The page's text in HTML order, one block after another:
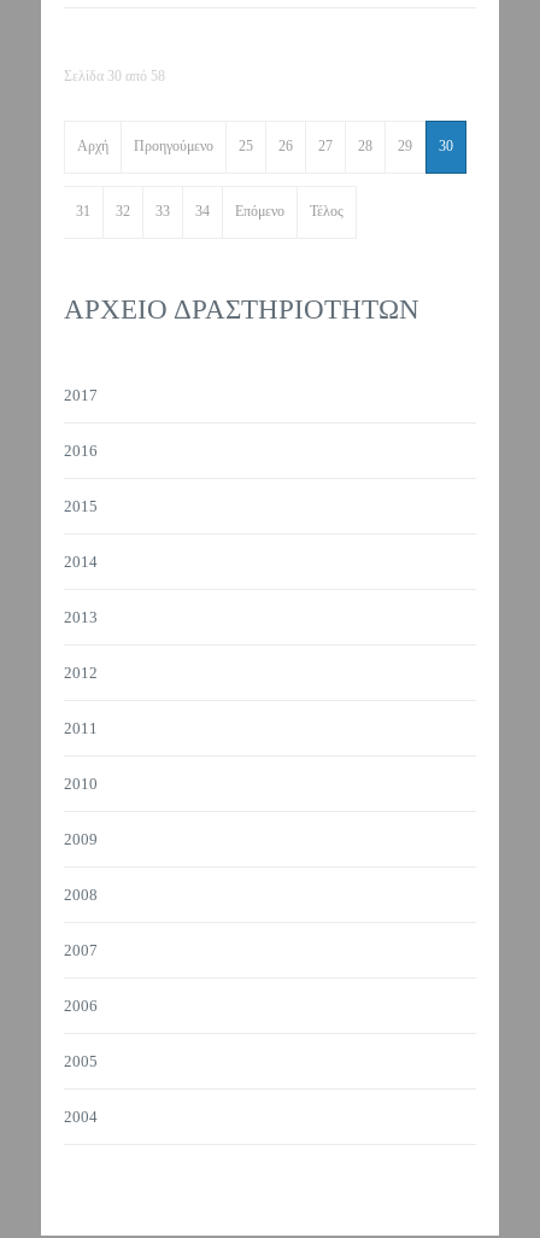
Σελίδα 30 από 58
Αρχή Προηγούμενο 25 26 27 28 29 30
31 32 33 34 Επόμενο Τέλος
ΑΡΧΕΙΟ ΔΡΑΣΤΗΡΙΟΤΗΤΩΝ
2017
2016
2015
2014
2013
2012
2011
2010
2009
2008
2007
2006
2005
2004